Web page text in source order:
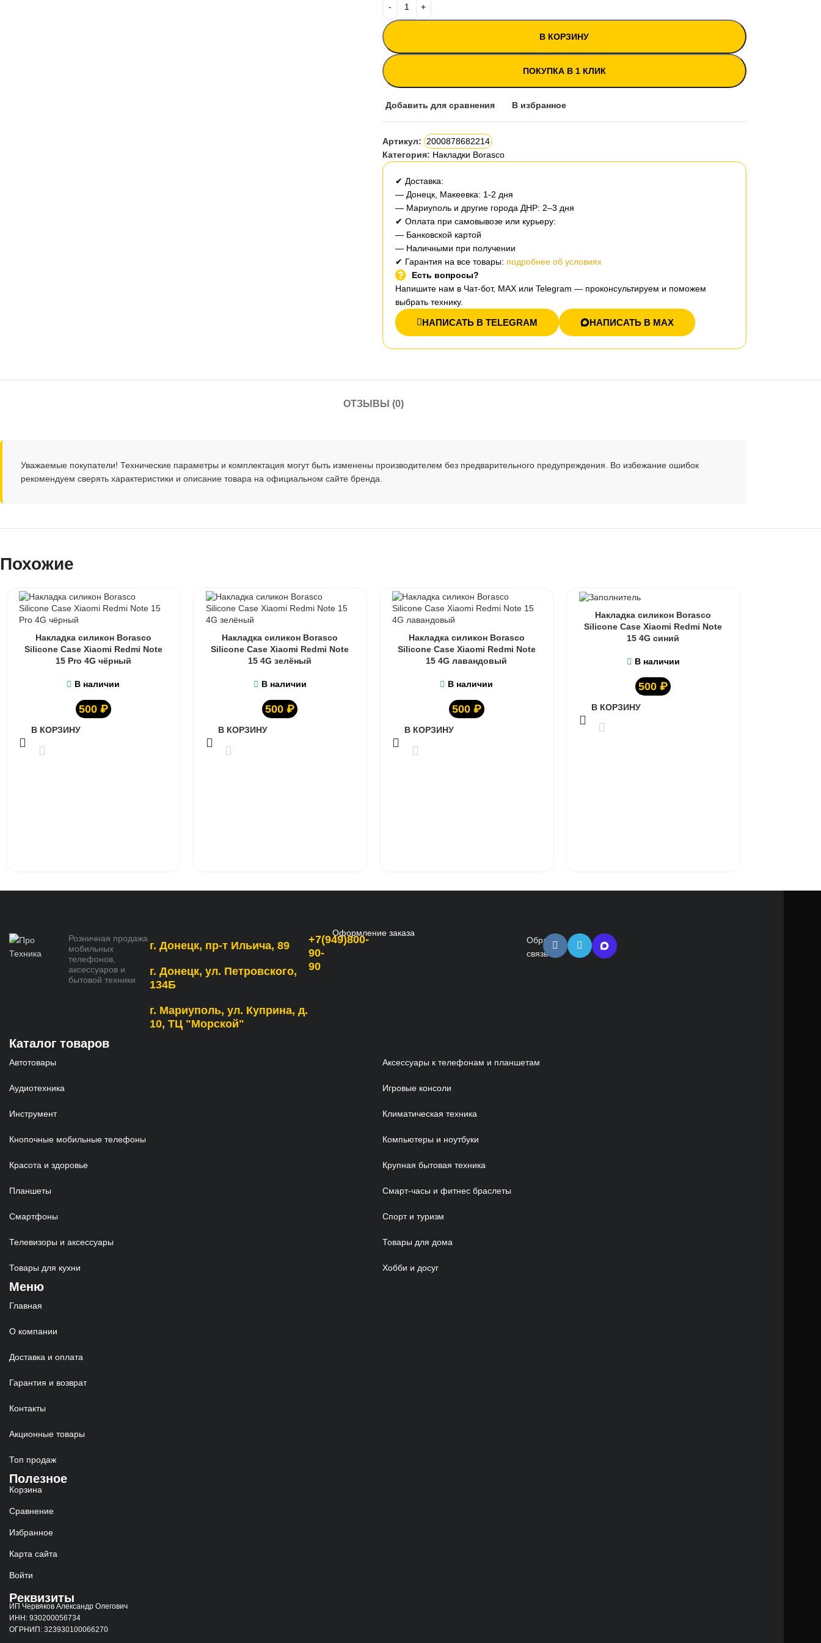
В КОРЗИНУ
ПОКУПКА В 1 КЛИК
Добавить для сравнения В избранное
Артикул:
2000878682214
Категория: Накладки Borasco
✔ Доставка:
— Донецк, Макеевка: 1-2 дня
— Мариуполь и другие города ДНР: 2–3 дня
✔ Оплата при самовывозе или курьеру:
— Банковской картой
— Наличными при получении
✔ Гарантия на все товары: подробнее об условиях
Есть вопросы?
Напишите нам в Чат-бот, MAX или Telegram — проконсультируем и поможем
выбрать технику.
НАПИСАТЬ В TELEGRAM НАПИСАТЬ В MAX
ОТЗЫВЫ (0)
Уважаемые покупатели! Технические параметры и комплектация могут быть изменены производителем без предварительного предупреждения. Во избежание ошибок
рекомендуем сверять характеристики и описание товара на официальном сайте бренда.
Похожие
Накладка силикон Borasco
Silicone Case Xiaomi Redmi Note
15 Pro 4G чёрный
В наличии
500 ₽
В КОРЗИНУ
Накладка силикон Borasco
Silicone Case Xiaomi Redmi Note
15 4G зелёный
В наличии
500₽
В КОРЗИНУ
Накладка силикон Borasco
Silicone Case Xiaomi Redmi Note
15 4G лавандовый
В наличии
500 ₽
В КОРЗИНУ
Накладка силикон Borasco
Silicone Case Xiaomi Redmi Note
15 4G синий
В наличии
500₽
В КОРЗИНУ
Розничная продажа
мобильных
телефонов,
аксессуаров и
бытовой техники
г. Донецк, пр-т Ильича, 89
г. Донецк, ул. Петровского,
134Б
г. Мариуполь, ул. Куприна, д.
10, ТЦ "Морской"
+7(949)800-
90-
90
Оформление заказа
Обратная
связь
Каталог товаров
Автотовары Аксессуары к телефонам и планшетам
Аудиотехника Игровые консоли
Инструмент Климатическая техника
Кнопочные мобильные телефоны Компьютеры и ноутбуки
Красота и здоровье Крупная бытовая техника
Планшеты Смарт-часы и фитнес браслеты
Смартфоны Спорт и туризм
Телевизоры и аксессуары Товары для дома
Товары для кухни Хобби и досуг
Меню
Главная
О компании
Доставка и оплата
Гарантия и возврат
Контакты
Акционные товары
Топ продаж
Полезное
Корзина
Сравнение
Избранное
Карта сайта
Войти
Реквизиты
ИП Червяков Александр Олегович
ИНН: 930200056734
ОГРНИП: 323930100066270